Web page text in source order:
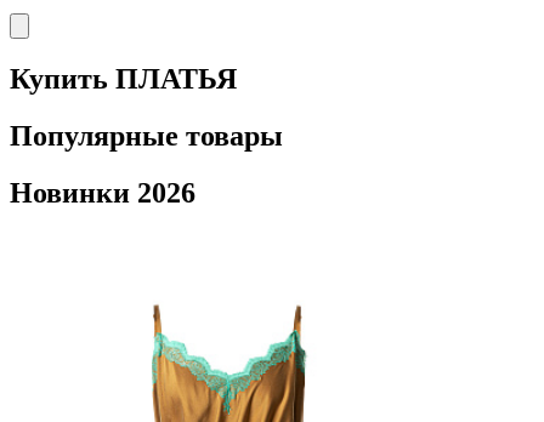
Купить ПЛАТЬЯ
Популярные товары
Новинки 2026